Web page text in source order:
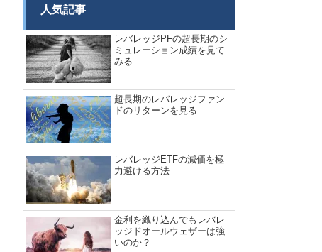
人気記事
レバレッジPFの超長期のシ
ミュレーション成績を見て
みる
超長期のレバレッジファン
ドのリターンを見る
レバレッジETFの減価を極
力避ける方法
金利を織り込んでもレバレ
ッジドオールウェザーは強
いのか？